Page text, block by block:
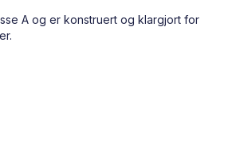
A og er konstruert og klargjort for